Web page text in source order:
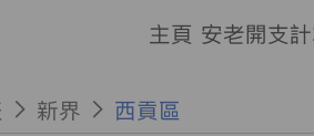
主頁 安老開支
新界 西貢區